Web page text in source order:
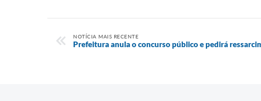
NOTÍCIA MAIS RECENTE
Prefeitura anula o concurso público e pedirá